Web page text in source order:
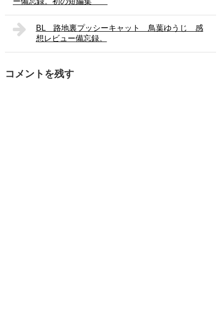
BL 路地裏プッシーキャット 鳥葉ゆうじ 感
想レビュー備忘録。
コメントを残す